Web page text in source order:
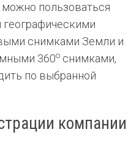
пользоваться
географическими
снимками Земли и
360o снимками,
по выбранной
компании